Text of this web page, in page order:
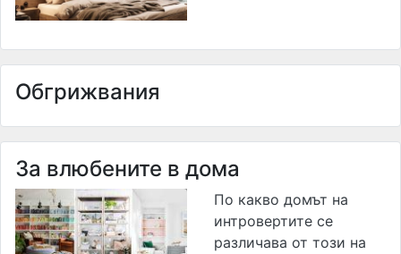
Обгрижвания
За влюбените в дома
По какво домът на
интровертите се
различава от този на